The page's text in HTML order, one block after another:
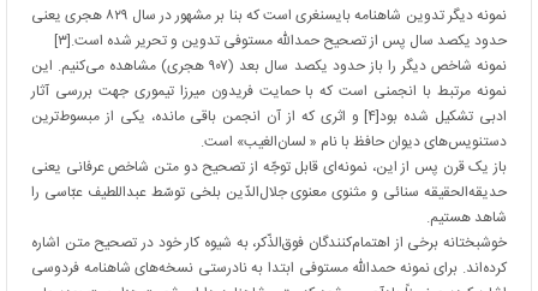
نمونه دیگر تدوین شاهنامه بایسنغری است که بنا بر مشهور در سال ۸۲۹ هجری یعنی
حدود یکصد سال پس از تصحیح حمدالله مستوفی تدوین و تحریر شده است.[۳]
نمونه شاخص دیگر را باز حدود یکصد سال بعد (۹۰۷ هجری) مشاهده می‌کنیم. این
نمونه مرتبط با انجمنی است که با حمایت فریدون میرزا تیموری جهت بررسی آثار
ادبی تشکیل شده بود[۴] و اثری که از آن انجمن باقی مانده، یکی از مبسوط‌ترین
دستنویس‌های دیوان حافظ با نام « لسان‌الغیب» است.
باز یک قرن پس از این، نمونه‌ای قابل توجّه از تصحیح دو متن شاخص عرفانی یعنی
حدیقه‌الحقیقه سنائی و مثنوی معنوی جلال‌الدّین بلخی توسّط عبداللطیف عبّاسی را
شاهد هستیم.
خوشبختانه برخی از اهتمام‌کنندگان فوق‌الذّکر، به شیوه کار خود در تصحیح متن اشاره
کرده‌اند. برای نمونه حمداللّه مستوفی ابتدا به نادرستی نسخه‌های شاهنامه فردوسی